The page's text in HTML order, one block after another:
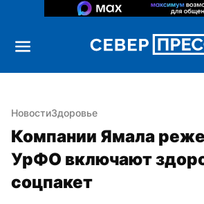
НовостиЗдоровье
Компании Ямала
УрФО включают
соцпакет